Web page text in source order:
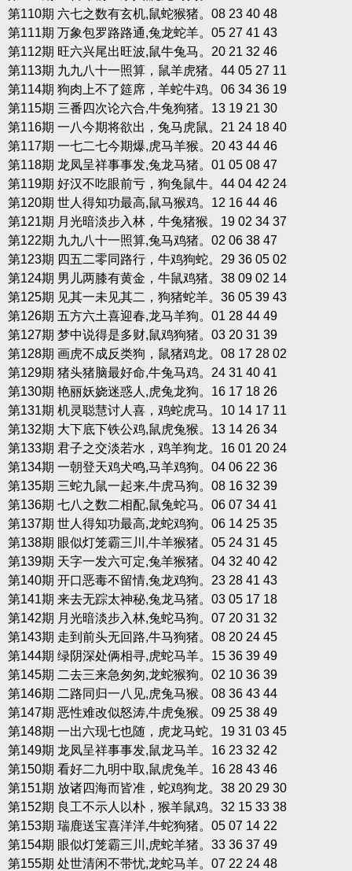
第110期 六七之数有玄机,鼠蛇猴猪。08 23 40 48
第111期 万象包罗路路通,兔龙蛇羊。05 27 41 43
第112期 旺六兴尾出旺波,鼠牛兔马。20 21 32 46
第113期 九九八十一照算，鼠羊虎猪。44 05 27 11
第114期 狗肉上不了筵席，羊蛇牛鸡。06 34 36 19
第115期 三番四次论六合,牛兔狗猪。13 19 21 30
第116期 一八今期将欲出，兔马虎鼠。21 24 18 40
第117期 一七二七今期爆,虎马羊猴。20 43 44 46
第118期 龙凤呈祥事事发,兔龙马猪。01 05 08 47
第119期 好汉不吃眼前亏，狗兔鼠牛。44 04 42 24
第120期 世人得知功最高,鼠马猴鸡。12 16 44 46
第121期 月光暗淡步入林，牛兔猪猴。19 02 34 37
第122期 九九八十一照算,兔马鸡猪。02 06 38 47
第123期 四五二零同路行，牛鸡狗蛇。29 36 05 02
第124期 男儿两膝有黄金，牛鼠鸡猪。38 09 02 14
第125期 见其一未见其二，狗猪蛇羊。36 05 39 43
第126期 五方六土喜迎春,龙马羊狗。01 28 44 49
第127期 梦中说得是多财,鼠鸡狗猪。03 20 31 39
第128期 画虎不成反类狗，鼠猪鸡龙。08 17 28 02
第129期 猪头猪脑最好命,牛兔马鸡。24 31 40 41
第130期 艳丽妖娆迷惑人,虎兔龙狗。16 17 18 26
第131期 机灵聪慧讨人喜，鸡蛇虎马。10 14 17 11
第132期 大下底下铁公鸡,鼠虎兔猴。13 14 26 34
第133期 君子之交淡若水，鸡羊狗龙。16 01 20 24
第134期 一朝登天鸡犬鸣,马羊鸡狗。04 06 22 36
第135期 三蛇九鼠一起来,牛虎马狗。08 16 32 39
第136期 七八之数二相配,鼠兔蛇马。06 07 34 41
第137期 世人得知功最高,龙蛇鸡狗。06 14 25 35
第138期 眼似灯笼霸三川,牛羊猴猪。05 24 31 45
第139期 天字一发六可定,兔羊猴猪。04 32 40 42
第140期 开口恶毒不留情,兔龙鸡狗。23 28 41 43
第141期 来去无踪太神秘,兔龙马猪。03 05 17 18
第142期 月光暗淡步入林,兔蛇马狗。07 20 31 32
第143期 走到前头无回路,牛马狗猪。08 20 24 45
第144期 绿阴深处俩相寻,虎蛇马羊。15 36 39 49
第145期 二去三来急匆匆,龙蛇猴狗。02 10 36 39
第146期 二路同归一八见,虎兔马猴。08 36 43 44
第147期 恶性难改似怒涛,牛虎兔猴。09 25 38 49
第148期 一出六现七也随，虎龙马蛇。19 31 03 45
第149期 龙凤呈祥事事发,鼠龙马羊。16 23 32 42
第150期 看好二九明中取,鼠虎兔羊。16 28 43 46
第151期 放诸四海而皆准，蛇鸡狗龙。38 20 29 30
第152期 良工不示人以朴，猴羊鼠鸡。32 15 33 38
第153期 瑞鹿送宝喜洋洋,牛蛇狗猪。05 07 14 22
第154期 眼似灯笼霸三川,虎蛇羊猪。33 36 37 49
第155期 处世清闲不带忧,龙蛇马羊。07 22 24 48